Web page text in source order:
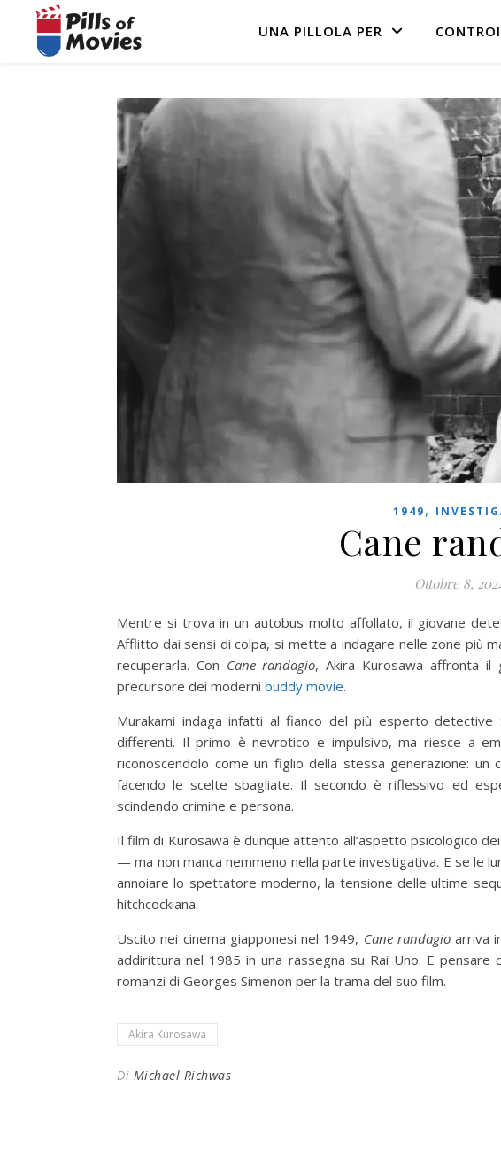
UNA PILLOLA PER
1949,
Cane
Ottobre 8,
Mentre si trova in un autobus molto affollato, il giovane
Afflitto dai sensi di colpa, si mette a indagare nelle zone più
recuperarla. Con Cane randagio, Akira Kurosawa affronta il
precursore dei moderni buddy movie.
Murakami indaga infatti al fianco del più esperto
differenti. Il primo è nevrotico e impulsivo, ma riesce a
riconoscendolo come un figlio della stessa generazione:
facendo le scelte sbagliate. Il secondo è riflessivo ed
scindendo crimine e persona.
Il film di Kurosawa è dunque attento all’aspetto psicologico
— ma non manca nemmeno nella parte investigativa. E se le
annoiare lo spettatore moderno, la tensione delle ultime
hitchcockiana.
Uscito nei cinema giapponesi nel 1949, Cane randagioarriva
addirittura nel 1985 in una rassegna su Rai Uno. E
romanzi di Georges Simenon per la trama del suo film.
Akira Kurosawa
Di Michael Richwas